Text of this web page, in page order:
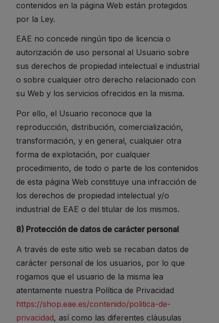
contenidos en la página Web están protegidos
por la Ley.
EAE no concede ningún tipo de licencia o
autorización de uso personal al Usuario sobre
sus derechos de propiedad intelectual e industrial
o sobre cualquier otro derecho relacionado con
su Web y los servicios ofrecidos en la misma.
Por ello, el Usuario reconoce que la
reproducción, distribución, comercialización,
transformación, y en general, cualquier otra
forma de explotación, por cualquier
procedimiento, de todo o parte de los contenidos
de esta página Web constituye una infracción de
los derechos de propiedad intelectual y/o
industrial de EAE o del titular de los mismos.
8) Protección de datos de carácter personal
A través de este sitio web se recaban datos de
carácter personal de los usuarios, por lo que
rogamos que el usuario de la misma lea
atentamente nuestra Política de Privacidad
https://shop.eae.es/contenido/politica-de-
privacidad, así como las diferentes cláusulas